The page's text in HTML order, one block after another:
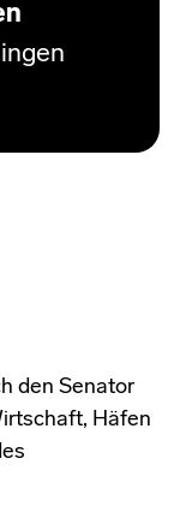
den Senator
Häfen